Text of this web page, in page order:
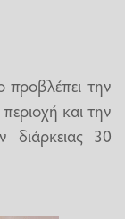
προβλέπει την
και την
διάρκειας 30